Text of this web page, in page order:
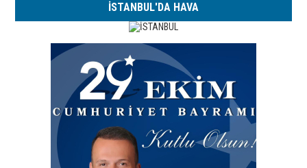
İSTANBUL'DA HAVA